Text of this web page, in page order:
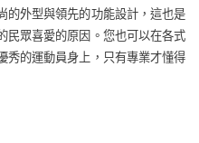
的外型與領先的功能設計，這也是
民眾喜愛的原因。您也可以在各式
秀的運動員身上，只有專業才懂得